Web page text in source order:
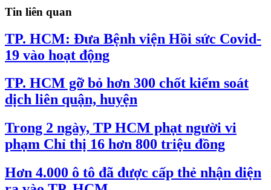
Tin liên quan
TP. HCM: Đưa Bệnh viện Hồi sức Covid-
19 vào hoạt động
TP. HCM gỡ bỏ hơn 300 chốt kiểm soát
dịch liên quận, huyện
Trong 2 ngày, TP HCM phạt người vi
phạm Chỉ thị 16 hơn 800 triệu đồng
Hơn 4.000 ô tô đã được cấp thẻ nhận diện